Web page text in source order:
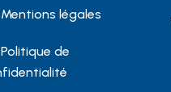
Mentions légales
Politique de